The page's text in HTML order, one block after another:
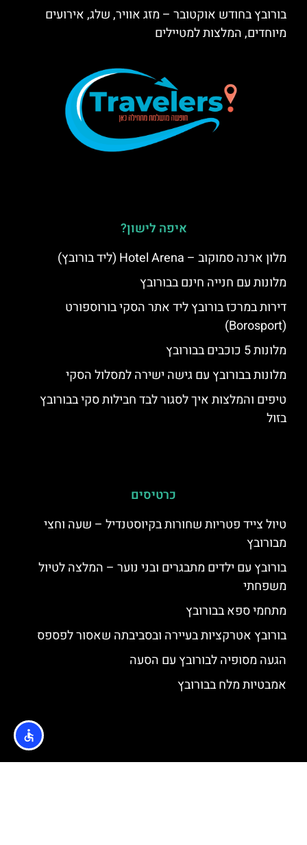
בורובץ בחודש אוקטובר – מזג אוויר, שלג, אירועים
מיוחדים, המלצות למטיילים
איפה לישון?
מלון ארנה סמוקוב – Hotel Arena (ליד בורובץ)
מלונות עם חנייה חינם בבורובץ
דירות במרכז בורובץ ליד אתר הסקי בורוספורט
(Borosport)
מלונות 5 כוכבים בבורובץ
מלונות בבורובץ עם גישה ישירה למסלול הסקי
טיפים והמלצות איך לסגור לבד חבילות סקי בבורובץ
בזול
כרטיסים
טיול צייד פטריות שחורות בקיוסטנדיל – שעה וחצי
מבורובץ
בורובץ עם ילדים מתבגרים ובני נוער – המלצה לטיול
משפחתי
מתחמי ספא בבורובץ
בורובץ אטרקציות בעיירה ובסביבתה שאסור לפספס
הגעה מסופיה לבורובץ עם הסעה
אמבטיות מלח בבורובץ